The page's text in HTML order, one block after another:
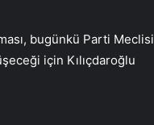
bugünkü Parti Meclisi
için Kılıçdaroğlu